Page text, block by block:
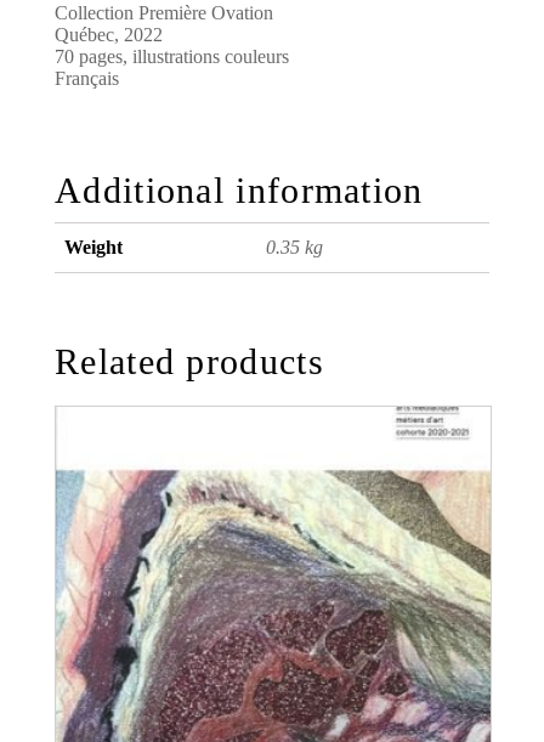
Collection Première Ovation
Québec, 2022
70 pages, illustrations couleurs
Français
Additional information
Weight 0.35 kg
Related products